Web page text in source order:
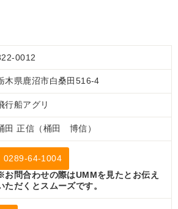
0012
木県鹿沼市白桑田516-4
行船アグリ
田 正信（桶田 博信）
0289-64-1004
お問合わせの際はUMMを見たとお伝え
ただくとスムーズです。